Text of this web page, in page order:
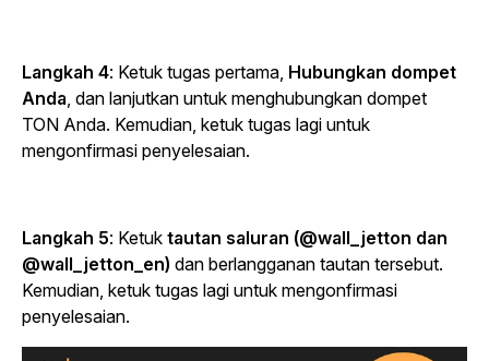
Langkah 4: Ketuk tugas pertama, Hubungkan dompet
Anda, dan lanjutkan untuk menghubungkan dompet
TON Anda. Kemudian, ketuk tugas lagi untuk
mengonfirmasi penyelesaian.
Langkah 5: Ketuk tautan saluran (@wall_jetton dan
@wall_jetton_en) dan berlangganan tautan tersebut.
Kemudian, ketuk tugas lagi untuk mengonfirmasi
penyelesaian.